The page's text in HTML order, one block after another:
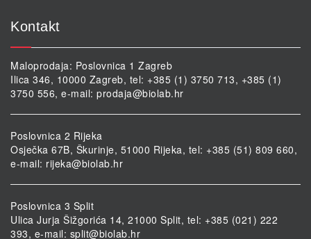
Kontakt
Maloprodaja: Poslovnica 1 Zagreb
Ilica 346, 10000 Zagreb, tel: +385 (1) 3750 713, +385 (1)
3750 556, e-mail: prodaja@biolab.hr
Poslovnica 2 Rijeka
Osječka 67B, Škurinje, 51000 Rijeka, tel: +385 (51) 809 660,
e-mail: rijeka@biolab.hr
Poslovnica 3 Split
Ulica Jurja Šižgorića 14, 21000 Split, tel: +385 (021) 222
393, e-mail: split@biolab.hr